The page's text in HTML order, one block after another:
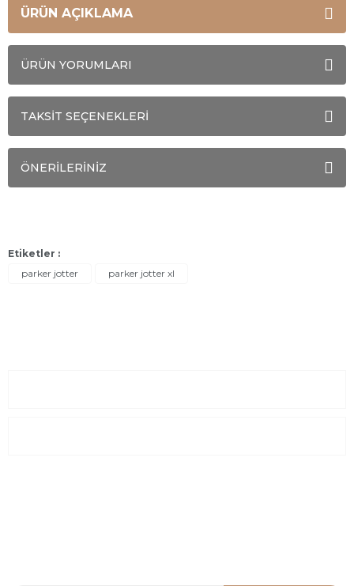
ÜRÜN AÇIKLAMA
ÜRÜN YORUMLARI
TAKSİT SEÇENEKLERİ
ÖNERİLERİNİZ
Etiketler :
parker jotter
parker jotter xl